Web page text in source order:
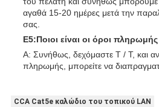
αγαθά 15-20 ημέρες μετά την
σας.
Ε5:Ποιοι είναι οι όροι
A: Συνήθως, δεχόμαστε T / T, και αν
πληρωμής, μπορείτε να
CCA Cat5e καλώδιο του τοπικού LAN